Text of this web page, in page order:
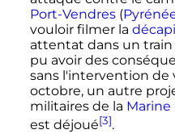
Port-Vendres(
vouloir filmer la
attentat dans un train
pu avoir des
sans l'intervention de
octobre, un autre
militaires de la Marine
est déjoué[3].